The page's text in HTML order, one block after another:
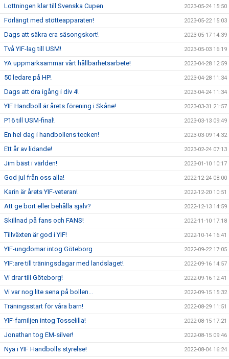
Lottningen klar till Svenska Cupen 2023-05-24 15:50
Förlängt med stötteapparaten! 2023-05-22 15:03
Dags att säkra era säsongskort! 2023-05-17 14:39
Två YIF-lag till USM! 2023-05-03 16:19
YA uppmärksammar vårt hållbarhetsarbete! 2023-04-28 12:59
50 ledare på HP! 2023-04-28 11:34
Dags att dra igång i div 4! 2023-04-24 11:34
YIF Handboll är årets förening i Skåne! 2023-03-31 21:57
P16 till USM-final! 2023-03-13 09:49
En hel dag i handbollens tecken! 2023-03-09 14:32
Ett år av lidande! 2023-02-24 07:13
Jim bäst i världen! 2023-01-10 10:17
God jul från oss alla! 2022-12-24 08:00
Karin är årets YIF-veteran! 2022-12-20 10:51
Att ge bort eller behålla själv? 2022-12-13 14:59
Skillnad på fans och FANS! 2022-11-10 17:18
Tillväxten är god i YIF! 2022-10-14 16:41
YIF-ungdomar intog Göteborg 2022-09-22 17:05
YIF:are till träningsdagar med landslaget! 2022-09-16 14:57
Vi drar till Göteborg! 2022-09-16 12:41
Vi var nog lite sena på bollen... 2022-09-15 15:32
Träningsstart för våra barn! 2022-08-29 11:51
YIF-familjen intog Tosselilla! 2022-08-15 17:21
Jonathan tog EM-silver! 2022-08-15 09:46
Nya i YIF Handbolls styrelse! 2022-08-04 16:24